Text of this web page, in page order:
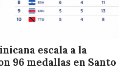
escala a la
96 medallas en Santo